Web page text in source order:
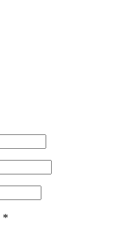
*